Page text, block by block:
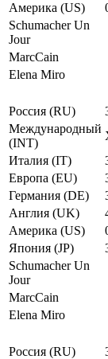
Америка (US)
Schumacher Un
Jour
MarcCain
Elena Miro
Россия (RU)
Международный
(INT)
Италия (IT)
Европа (EU)
Германия (DE)
Англия (UK)
Америка (US)
Япония (JP)
Schumacher Un
Jour
MarcCain
Elena Miro
Россия (RU)